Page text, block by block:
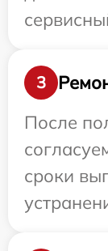
3
После
сроки